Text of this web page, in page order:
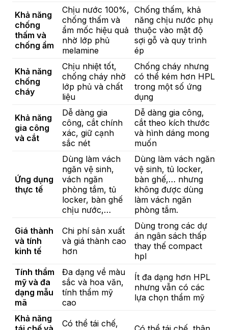
Khả năng
chống
thấm và
chống ẩm
Chịu nước 100%,
chống thấm và
ẩm mốc hiệu quả
nhờ lớp phủ
melamine
Chống thấm, khả
năng chịu nước phụ
thuộc vào mật độ
sợi gỗ và quy trình
ép
Khả năng
chống
cháy
Chịu nhiệt tốt,
chống cháy nhờ
lớp phủ và chất
liệu
Chống cháy nhưng
có thể kém hơn HPL
trong một số ứng
dụng
Khả năng
gia công
và cắt
Dễ dàng gia
công, cắt chính
xác, giữ cạnh
sắc nét
Dễ dàng gia công,
cắt theo kích thước
và hình dáng mong
muốn
Ứng dụng
thực tế
Dùng làm vách
ngăn vệ sinh,
vách ngăn
phòng tắm, tủ
locker, bàn ghế
chịu nước,…
Dùng làm vách ngăn
vệ sinh, tủ locker,
bàn ghế,… nhưng
không được dùng
làm vách ngăn
phòng tắm.
Giá thành
và tính
kinh tế
Chi phí sản xuất
và giá thành cao
hơn
Dùng trong các dự
án ngân sách thấp
thay thế compact
hpl
Tính thẩm
mỹ và đa
dạng mẫu
mã
Đa dạng về màu
sắc và hoa văn,
tính thẩm mỹ
cao
Ít đa dạng hơn HPL
nhưng vẫn có các
lựa chọn thẩm mỹ
Khả năng
Có thể tái chế,